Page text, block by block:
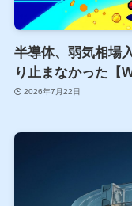
半導体、弱気相場
り止まなかった【
2026年7月22日